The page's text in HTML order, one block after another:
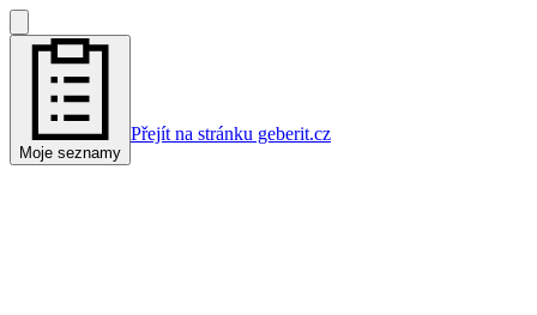
Moje seznamy
Přejít na stránku geberit.cz